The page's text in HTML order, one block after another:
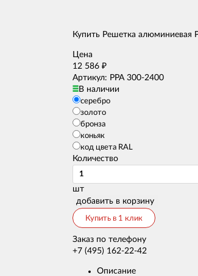
Купить Решетка алюминиевая
Цена
12 586 ₽
Артикул: PPA 300-2400
В наличии
серебро
золото
бронза
коньяк
код цвета RAL
Количество
шт
добавить в корзину
Купить в 1 клик
Заказ по телефону
+7 (495) 162-22-42
Описание